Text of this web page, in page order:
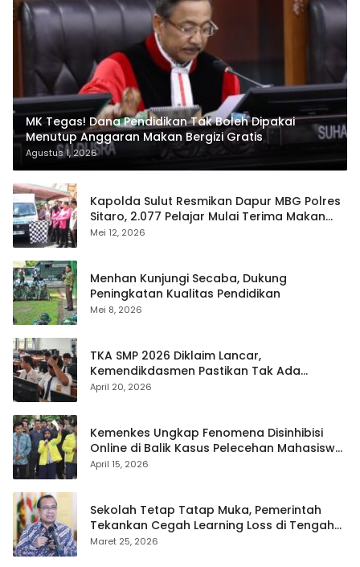
MK Tegas! Dana Pendidikan Tak Boleh Dipakai
Menutup Anggaran Makan Bergizi Gratis
Agustus 1, 2026
Kapolda Sulut Resmikan Dapur MBG Polres
Sitaro, 2.077 Pelajar Mulai Terima Makan
Gratis
Mei 12, 2026
Menhan Kunjungi Secaba, Dukung
Peningkatan Kualitas Pendidikan
Mei 8, 2026
TKA SMP 2026 Diklaim Lancar,
Kemendikdasmen Pastikan Tak Ada
Kebocoran Soal
April 20, 2026
Kemenkes Ungkap Fenomena Disinhibisi
Online di Balik Kasus Pelecehan Mahasiswa
FH UI
April 15, 2026
Sekolah Tetap Tatap Muka, Pemerintah
Tekankan Cegah Learning Loss di Tengah
Krisis Global
Maret 25, 2026